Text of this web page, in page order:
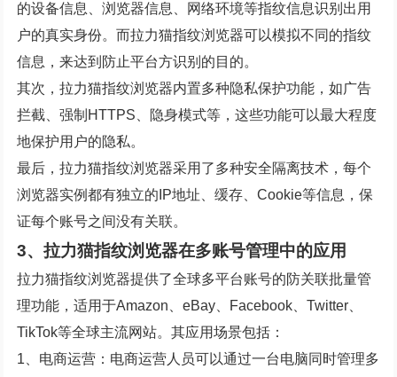
的设备信息、浏览器信息、网络环境等指纹信息识别出用
户的真实身份。而拉力猫指纹浏览器可以模拟不同的指纹
信息，来达到防止平台方识别的目的。
其次，拉力猫指纹浏览器内置多种隐私保护功能，如广告
拦截、强制HTTPS、隐身模式等，这些功能可以最大程度
地保护用户的隐私。
最后，拉力猫指纹浏览器采用了多种安全隔离技术，每个
浏览器实例都有独立的IP地址、缓存、Cookie等信息，保
证每个账号之间没有关联。
3、拉力猫指纹浏览器在多账号管理中的应用
拉力猫指纹浏览器提供了全球多平台账号的防关联批量管
理功能，适用于Amazon、eBay、Facebook、Twitter、
TikTok等全球主流网站。其应用场景包括：
1、电商运营：电商运营人员可以通过一台电脑同时管理多